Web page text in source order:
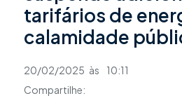
tarifários de
calamidade
20/02/2025 às
10:11
Compartilhe: